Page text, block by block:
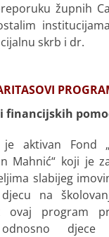
župnih
skrb i dr.
financijskih
aktivan Fond
Mahnić“ koji je
slabijeg
na
ovaj program
odnosno